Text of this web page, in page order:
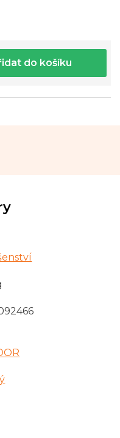
do košíku